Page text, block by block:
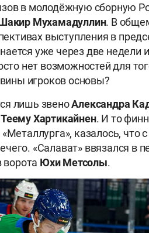
в молодёжную сборную
Мухамадуллин. В
выступления в
уже через две недели
нет возможностей для
игроков основы?
лишь звеноАлександра
Теему Хартикайнен. И то
казалось, что
«Салават» ввязался в
ворота Юхи Метсолы.